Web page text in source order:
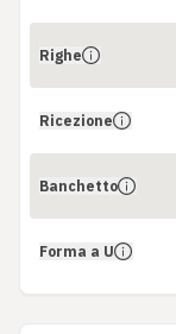
Righe
Ricezione
Banchetto
Forma a U